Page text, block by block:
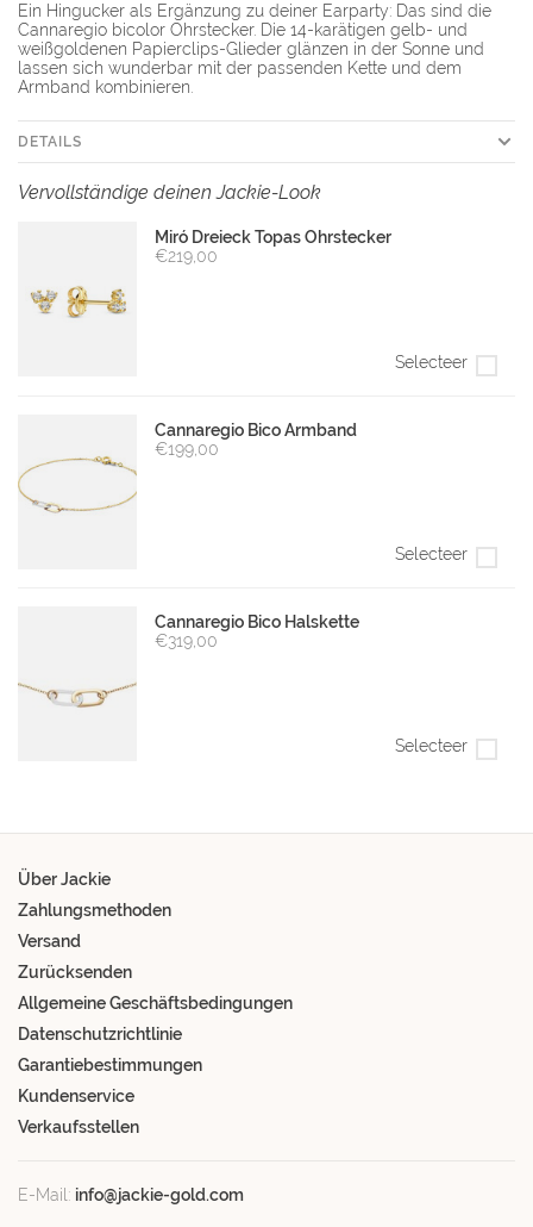
Ein Hingucker als Ergänzung zu deiner Earparty: Das sind die
Cannaregio bicolor Ohrstecker. Die 14-karätigen gelb- und
weißgoldenen Papierclips-Glieder glänzen in der Sonne und
lassen sich wunderbar mit der passenden Kette und dem
Armband kombinieren.
DETAILS
Vervollständige deinen Jackie-Look
Miró Dreieck Topas Ohrstecker
€219,00
Selecteer
Cannaregio Bico Armband
€199,00
Selecteer
Cannaregio Bico Halskette
€319,00
Selecteer
Über Jackie
Zahlungsmethoden
Versand
Zurücksenden
Allgemeine Geschäftsbedingungen
Datenschutzrichtlinie
Garantiebestimmungen
Kundenservice
Verkaufsstellen
E-Mail: info@jackie-gold.com